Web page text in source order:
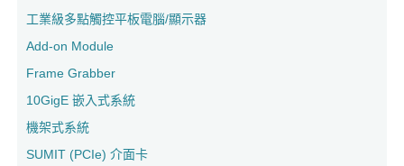
工業級多點觸控平板電腦/顯示器
Add-on Module
Frame Grabber
10GigE 嵌入式系統
機架式系統
SUMIT (PCIe) 介面卡